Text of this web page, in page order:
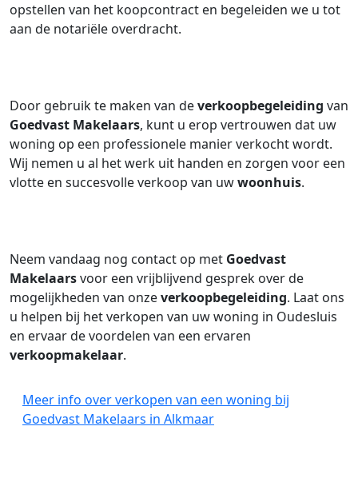
opstellen van het koopcontract en begeleiden we u tot
aan de notariële overdracht.
Door gebruik te maken van deverkoopbegeleiding van
Goedvast Makelaars, kunt u erop vertrouwen dat uw
woning op een professionele manier verkocht wordt.
Wij nemen u al het werk uit handen en zorgen voor een
vlotte en succesvolle verkoop van uwwoonhuis.
Neem vandaag nog contact op met Goedvast
Makelaarsvoor een vrijblijvend gesprek over de
mogelijkheden van onzeverkoopbegeleiding. Laat ons
u helpen bij het verkopen van uw woning in Oudesluis
en ervaar de voordelen van een ervaren
verkoopmakelaar.
Meer info over verkopen van een woning bij
Goedvast Makelaars in Alkmaar